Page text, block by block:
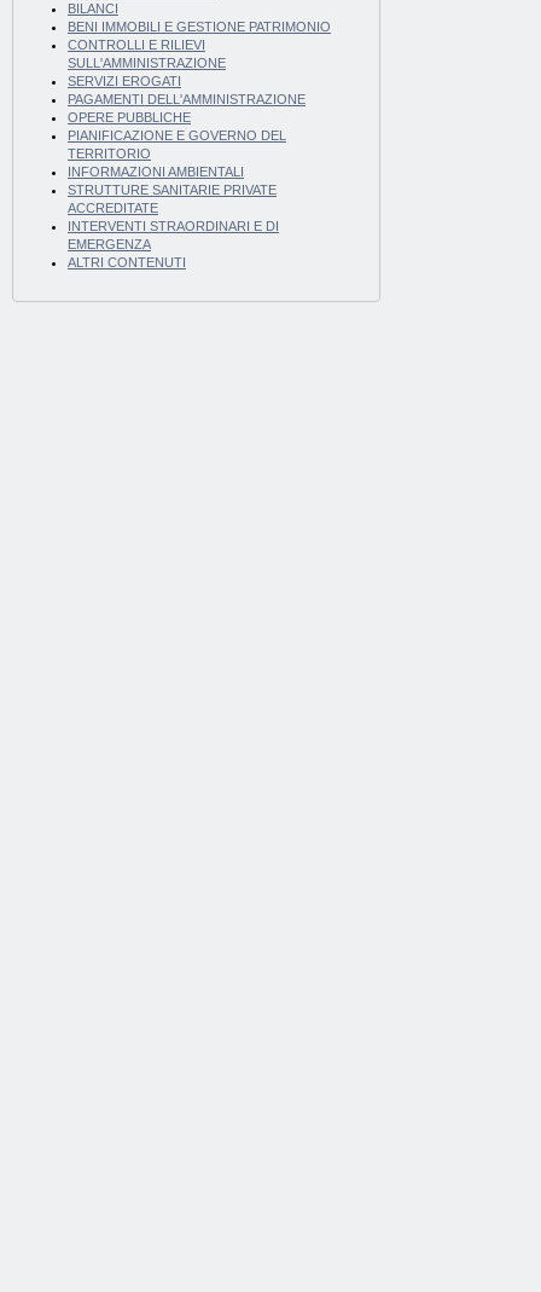
BILANCI
BENI IMMOBILI E GESTIONE PATRIMONIO
CONTROLLI E RILIEVI
SULL'AMMINISTRAZIONE
SERVIZI EROGATI
PAGAMENTI DELL'AMMINISTRAZIONE
OPERE PUBBLICHE
PIANIFICAZIONE E GOVERNO DEL
TERRITORIO
INFORMAZIONI AMBIENTALI
STRUTTURE SANITARIE PRIVATE
ACCREDITATE
INTERVENTI STRAORDINARI E DI
EMERGENZA
ALTRI CONTENUTI